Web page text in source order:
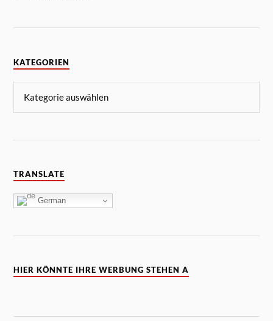
KATEGORIEN
TRANSLATE
German
HIER KÖNNTE IHRE WERBUNG STEHEN A